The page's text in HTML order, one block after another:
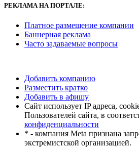
РЕКЛАМАНА ПОРТАЛЕ:
Платное размещение компании
Баннерная реклама
Часто задаваемые вопросы
Добавить компанию
Разместить кратко
Добавить в афишу
Сайт использует IP адреса,
Пользователей сайта, в
конфиденциальности
* - компания Meta признана
экстремистской организацией.